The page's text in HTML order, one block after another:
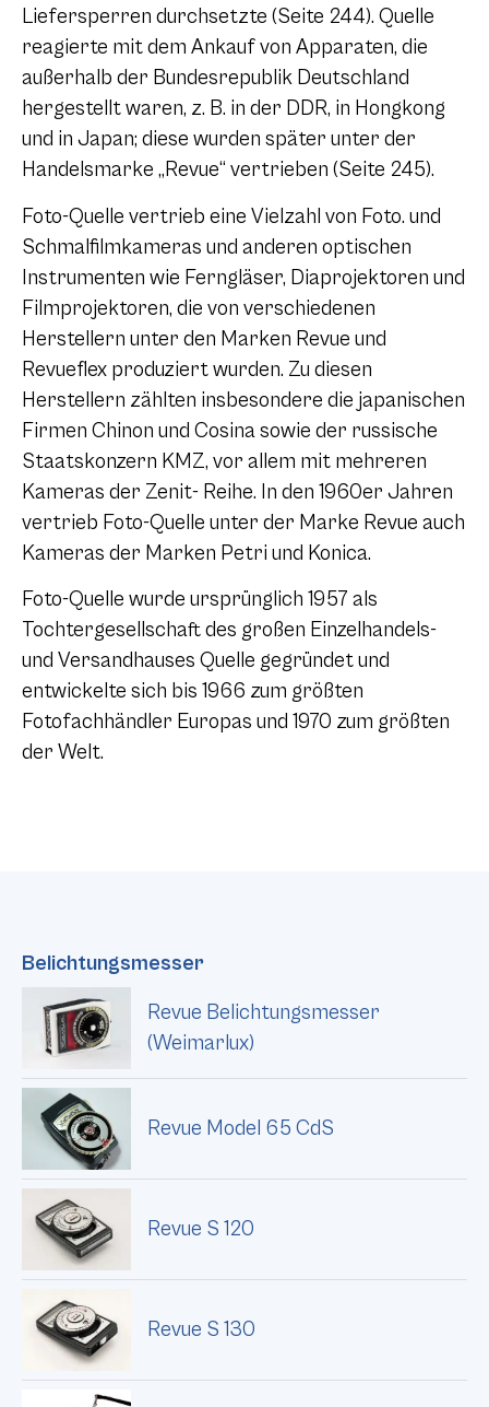
Liefersperren durchsetzte (Seite 244). Quelle
reagierte mit dem Ankauf von Apparaten, die
außerhalb der Bundesrepublik Deutschland
hergestellt waren, z. B. in der DDR, in Hongkong
und in Japan; diese wurden später unter der
Handelsmarke „Revue“ vertrieben (Seite 245).
Foto-Quelle vertrieb eine Vielzahl von Foto. und
Schmalfilmkameras und anderen optischen
Instrumenten wie Ferngläser, Diaprojektoren und
Filmprojektoren, die von verschiedenen
Herstellern unter den Marken Revue und
Revueflex produziert wurden. Zu diesen
Herstellern zählten insbesondere die japanischen
Firmen Chinon und Cosina sowie der russische
Staatskonzern KMZ, vor allem mit mehreren
Kameras der Zenit- Reihe. In den 1960er Jahren
vertrieb Foto-Quelle unter der Marke Revue auch
Kameras der Marken Petri und Konica.
Foto-Quelle wurde ursprünglich 1957 als
Tochtergesellschaft des großen Einzelhandels-
und Versandhauses Quelle gegründet und
entwickelte sich bis 1966 zum größten
Fotofachhändler Europas und 1970 zum größten
der Welt.
Belichtungsmesser
Revue Belichtungsmesser
(Weimarlux)
Revue Model 65 CdS
Revue S 120
Revue S 130